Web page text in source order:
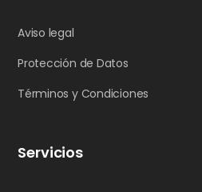
Aviso legal
Protección de Datos
Términos y Condiciones
Servicios